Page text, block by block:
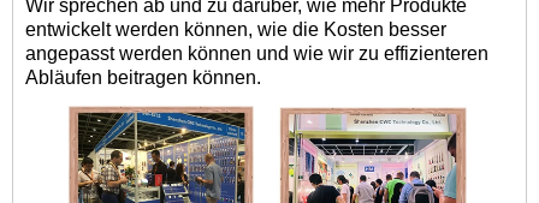
Wir sprechen ab und zu darüber, wie mehr Produkte
entwickelt werden können, wie die Kosten besser
angepasst werden können und wie wir zu effizienteren
Abläufen beitragen können.